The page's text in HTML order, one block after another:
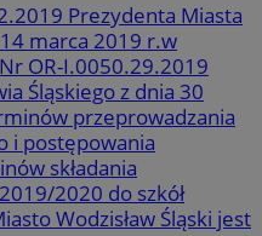
Prezydenta Miasta
marca 2019 r.w
OR-I.0050.29.2019
Śląskiego z dnia 30
przeprowadzania
i postępowania
składania
2020 do szkół
Wodzisław Śląski jest